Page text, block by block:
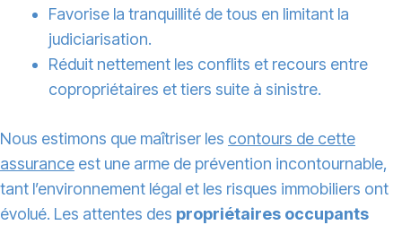
Favorise la tranquillité de tous en limitant la
judiciarisation.
Réduit nettement les conflits et recours entre
copropriétaires et tiers suite à sinistre.
Nous estimons que maîtriser les contours de cette
assurance est une arme de prévention incontournable,
tant l’environnement légal et les risques immobiliers ont
évolué. Les attentes des propriétaires occupants